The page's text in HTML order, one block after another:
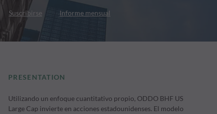
Suscribirse Informe mensual
PRESENTATION
Utilizando un enfoque cuantitativo propio, ODDO BHF US
Large Cap invierte en acciones estadounidenses. El modelo